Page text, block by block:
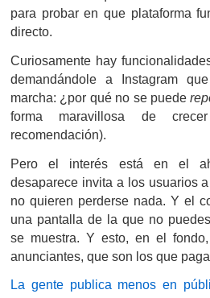
para probar en que plataforma
directo.
Curiosamente hay
demandándole a Instagram
marcha: ¿por qué no se puede
forma maravillosa de
recomendación).
Pero el interés está en el
desaparece invita a los usuarios
no quieren perderse nada. Y el
una pantalla de la que no
se muestra. Y esto, en el
anunciantes, que son los que
La gente publica menos en